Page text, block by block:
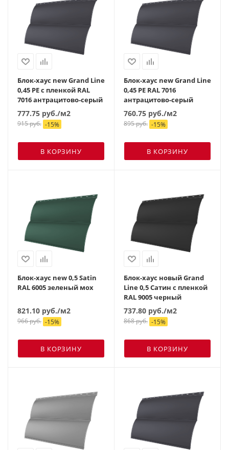
Блок-хаус new Grand Line
0,45 PE с пленкой RAL
7016 антрацитово-серый
777.75 руб./м2
915руб. -15%
В КОРЗИНУ
Блок-хаус new Grand Line
0,45 PE RAL 7016
антрацитово-серый
760.75 руб./м2
895руб. -15%
В КОРЗИНУ
Блок-хаус new 0,5 Satin
RAL 6005 зеленый мох
821.10 руб./м2
966руб. -15%
В КОРЗИНУ
Блок-хаус новый Grand
Line 0,5 Сатин с пленкой
RAL 9005 черный
737.80 руб./м2
868руб. -15%
В КОРЗИНУ